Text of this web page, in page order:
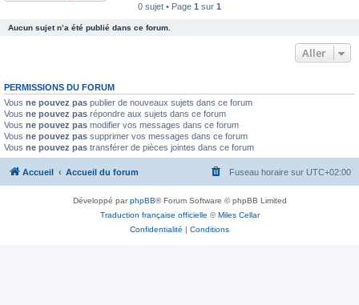
0 sujet • Page 1 sur 1
Aucun sujet n’a été publié dans ce forum.
Aller
PERMISSIONS DU FORUM
Vous ne pouvez pas publier de nouveaux sujets dans ce forum
Vous ne pouvez pas répondre aux sujets dans ce forum
Vous ne pouvez pas modifier vos messages dans ce forum
Vous ne pouvez pas supprimer vos messages dans ce forum
Vous ne pouvez pas transférer de pièces jointes dans ce forum
Accueil Accueil du forum Fuseau horaire sur UTC+02:00
Développé parphpBB® Forum Software © phpBB Limited
Traduction française officielle ©Miles Cellar
Confidentialité | Conditions